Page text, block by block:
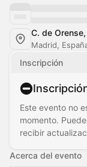
C. de
Madrid,
Inscripción
Este evento no
momento.
recibir
Acerca del evento